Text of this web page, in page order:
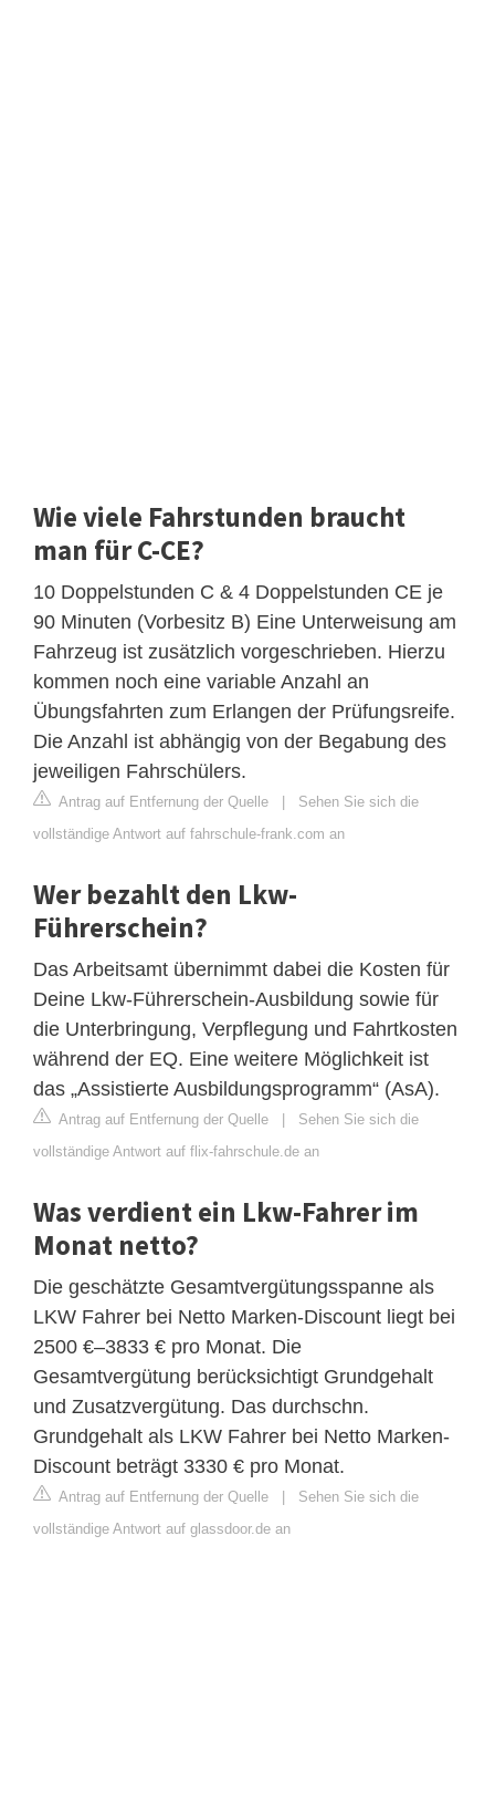
Wie viele Fahrstunden braucht
man für C-CE?
10 Doppelstunden C & 4 Doppelstunden CE je
90 Minuten (Vorbesitz B) Eine Unterweisung am
Fahrzeug ist zusätzlich vorgeschrieben. Hierzu
kommen noch eine variable Anzahl an
Übungsfahrten zum Erlangen der Prüfungsreife.
Die Anzahl ist abhängig von der Begabung des
jeweiligen Fahrschülers.
Antrag auf Entfernung der Quelle | Sehen Sie sich die
vollständige Antwort auf fahrschule-frank.com an
Wer bezahlt den Lkw-
Führerschein?
Das Arbeitsamt übernimmt dabei die Kosten für
Deine Lkw-Führerschein-Ausbildung sowie für
die Unterbringung, Verpflegung und Fahrtkosten
während der EQ. Eine weitere Möglichkeit ist
das „Assistierte Ausbildungsprogramm“ (AsA).
Antrag auf Entfernung der Quelle | Sehen Sie sich die
vollständige Antwort auf flix-fahrschule.de an
Was verdient ein Lkw-Fahrer im
Monat netto?
Die geschätzte Gesamtvergütungsspanne als
LKW Fahrer bei Netto Marken-Discount liegt bei
2500 €–3833 € pro Monat. Die
Gesamtvergütung berücksichtigt Grundgehalt
und Zusatzvergütung. Das durchschn.
Grundgehalt als LKW Fahrer bei Netto Marken-
Discount beträgt 3330 € pro Monat.
Antrag auf Entfernung der Quelle | Sehen Sie sich die
vollständige Antwort auf glassdoor.de an